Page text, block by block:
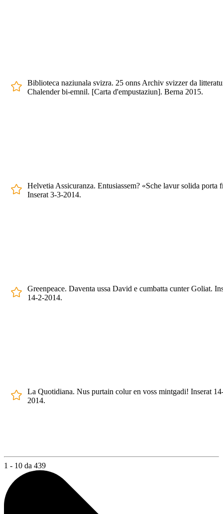
Biblioteca naziunala svizra. 25 onns Archiv svizzer da
Chalender bi-emnil. [Carta d'empustaziun]. Berna 2015.
Helvetia Assicuranza. Entusiassem? «Sche lavur solida porta
Inserat 3-3-2014.
Greenpeace. Daventa ussa David e cumbatta cunter Goliat.
14-2-2014.
La Quotidiana. Nus purtain colur en voss mintgadi! Inserat
2014.
1 - 10 da 439